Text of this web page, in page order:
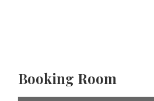
Booking Room